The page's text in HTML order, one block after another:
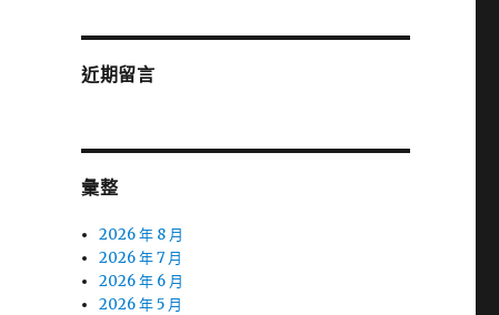
近期留言
彙整
2026 年 8 月
2026 年 7 月
2026 年 6 月
2026 年 5 月